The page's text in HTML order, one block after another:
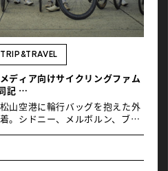
日とて山である。タフライドが
、知ってや知らずや、目指すは、
勝”四国カルスト”だ。カルスト
地表が悠久の時を経て侵食され
こと。なかでも四国カルスト
の高地に全長25kmにわたって
カルスト地形の代表選手で、自
形の最高傑作なのだ。ちなみに
珊瑚や海底プラン […]
TRIP&TRAVEL
ディア向けサイクリングファム
記
山空港に輪行バッグを抱えた外
。シドニー、メルボルン、ブリ
関係者、旅行会社スタッフ、イ
ど多彩な面々だ。恒例となった